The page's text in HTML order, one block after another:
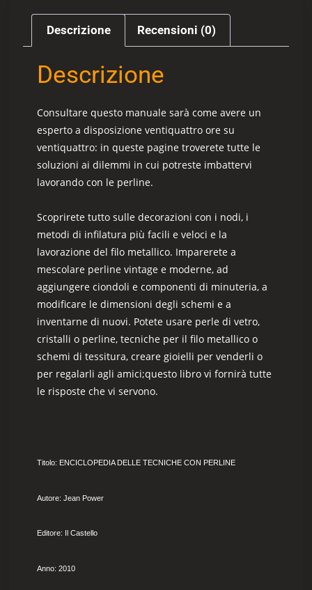
Descrizione Recensioni (0)
Descrizione
Consultare questo manuale sarà come avere un
esperto a disposizione ventiquattro ore su
ventiquattro: in queste pagine troverete tutte le
soluzioni ai dilemmi in cui potreste imbattervi
lavorando con le perline.
Scoprirete tutto sulle decorazioni con i nodi, i
metodi di infilatura più facili e veloci e la
lavorazione del filo metallico. Imparerete a
mescolare perline vintage e moderne, ad
aggiungere ciondoli e componenti di minuteria, a
modificare le dimensioni degli schemi e a
inventarne di nuovi. Potete usare perle di vetro,
cristalli o perline, tecniche per il filo metallico o
schemi di tessitura, creare gioielli per venderli o
per regalarli agli amici;questo libro vi fornirà tutte
le risposte che vi servono.
Titolo: ENCICLOPEDIA DELLE TECNICHE CON PERLINE
Autore: Jean Power
Editore: Il Castello
Anno: 2010